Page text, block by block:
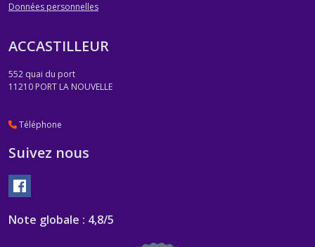
Données personnelles
ACCASTILLEUR
552 quai du port
11210 PORT LA NOUVELLE
Téléphone
Suivez nous
Note globale : 4,8/5